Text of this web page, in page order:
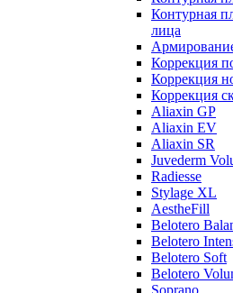
Контурная
лица
Коррекция
Коррекция
Коррекция
Aliaxin GP
Aliaxin EV
Aliaxin SR
Juvederm
Radiesse
Stylage XL
AestheFill
Belotero
Belotero
Belotero Soft
Belotero
Soprano